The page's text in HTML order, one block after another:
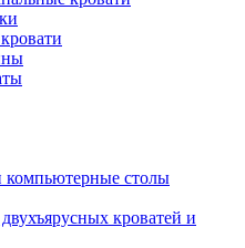
столы
кроватей и